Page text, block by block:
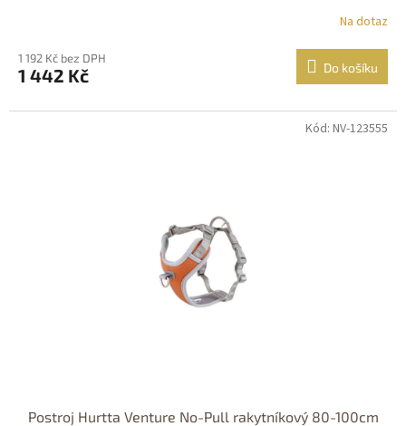
Na dotaz
1 192 Kč bez DPH
1 442 Kč Do košíku
Postroj Hurtta Venture No-Pull rakytníkový 80-100cm
Kód: NV-123555